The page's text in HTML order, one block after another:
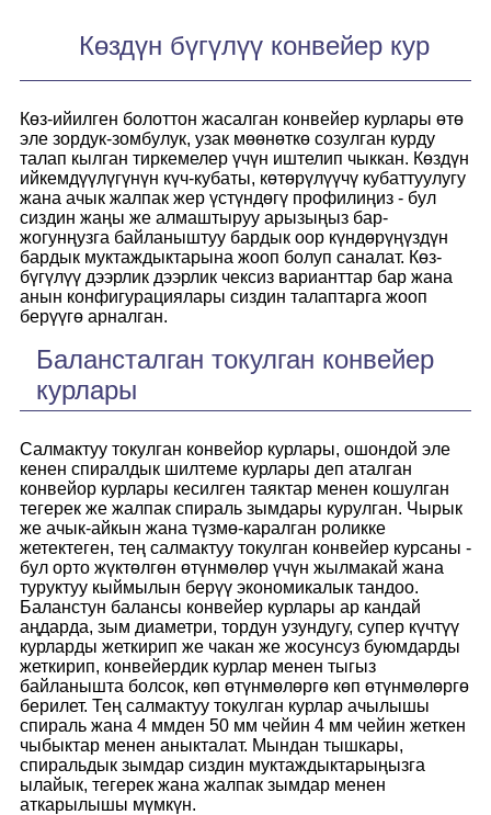
Көздүн бүгүлүү конвейер кур
Көз-ийилген болоттон жасалган конвейер курлары өтө
эле зордук-зомбулук, узак мөөнөткө созулган курду
талап кылган тиркемелер үчүн иштелип чыккан. Көздүн
ийкемдүүлүгүнүн күч-кубаты, көтөрүлүүчү кубаттуулугу
жана ачык жалпак жер үстүндөгү профилиңиз - бул
сиздин жаңы же алмаштыруу арызыңыз бар-
жогунңузга байланыштуу бардык оор күндөрүңүздүн
бардык муктаждыктарына жооп болуп саналат. Көз-
бүгүлүү дээрлик дээрлик чексиз варианттар бар жана
анын конфигурациялары сиздин талаптарга жооп
берүүгө арналган.
Балансталган токулган конвейер
курлары
Салмактуу токулган конвейор курлары, ошондой эле
кенен спиралдык шилтеме курлары деп аталган
конвейор курлары кесилген таяктар менен кошулган
тегерек же жалпак спираль зымдары курулган. Чырык
же ачык-айкын жана түзмө-каралган роликке
жетектеген, тең салмактуу токулган конвейер курсаны -
бул орто жүктөлгөн өтүнмөлөр үчүн жылмакай жана
туруктуу кыймылын берүү экономикалык тандоо.
Баланстун балансы конвейер курлары ар кандай
аңдарда, зым диаметри, тордун узундугу, супер күчтүү
курларды жеткирип же чакан же жосунсуз буюмдарды
жеткирип, конвейердик курлар менен тыгыз
байланышта болсок, көп өтүнмөлөргө көп өтүнмөлөргө
берилет. Тең салмактуу токулган курлар ачылышы
спираль жана 4 ммден 50 мм чейин 4 мм чейин жеткен
чыбыктар менен аныкталат. Мындан тышкары,
спиральдык зымдар сиздин муктаждыктарыңызга
ылайык, тегерек жана жалпак зымдар менен
аткарылышы мүмкүн.